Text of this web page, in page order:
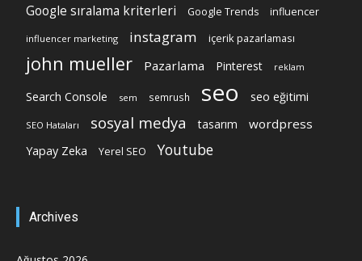
Google sıralama kriterleri Google Trends influencer
influencer marketing instagram içerik pazarlaması
john mueller Pazarlama Pinterest reklam
Search Console sem semrush seo seo eğitimi
SEO Hataları sosyal medya tasarım wordpress
Yapay Zeka Yerel SEO Youtube
Archives